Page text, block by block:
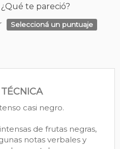
te pareció?
Seleccioná un puntuaje
casi negro.
de frutas negras,
notas verbales y